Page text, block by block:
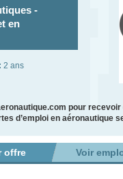
-
en
2 ans
pour
d’emploi en aéronautique
offre Voir